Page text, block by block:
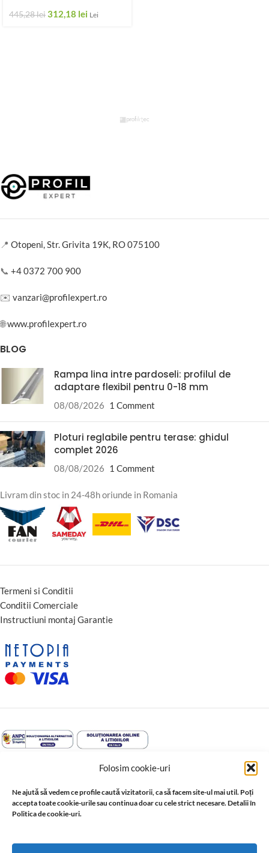
Folosim cookie-uri
Ne ajută să vedem ce profile caută vizitatorii, ca să facem site-ul mai util. Poți
accepta toate cookie-urile sau continua doar cu cele strict necesare. Detalii în
Politica de cookie-uri.
445,28lei312,18 lei Lei
📍 Otopeni, Str. Grivita 19K, RO 075100
📞 +4 0372 700 900
✉️ vanzari@profilexpert.ro
🌐www.profilexpert.ro
BLOG
Rampa lina intre pardoseli: profilul de
adaptare flexibil pentru 0-18 mm
08/08/2026 1 Comment
Ploturi reglabile pentru terase: ghidul
complet 2026
08/08/2026 1 Comment
Livram din stoc in 24-48h oriunde in Romania
Termeni si Conditii
Conditii Comerciale
Instructiuni montaj Garantie
↩️ Retragere din contract
site, inclusiv textele, fotografiile, grafica, documentația și